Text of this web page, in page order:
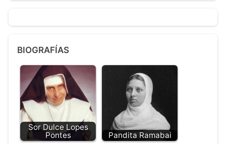
BIOGRAFÍAS
Sor Dulce Lopes
Pontes
Pandita Ramabai